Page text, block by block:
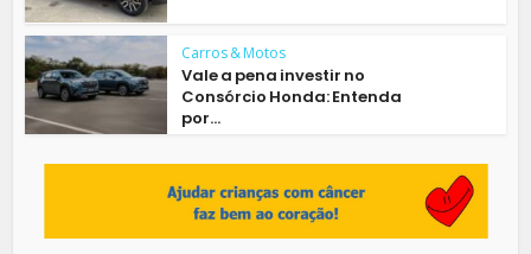
Carros & Motos
Vale a pena investir no
Consórcio Honda: Entenda
por...